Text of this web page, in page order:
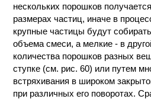
МЕТОДЫ
ПРАКТИЧЕСКОЙ
ХИМИЯ НА
ПРОИЗВОДСТВЕ
И ХИМИЧЕСКАЯ
нескольких порошков
размерах частиц, иначе в
крупные частицы будут
объема смеси, а мелкие - в
количества порошков разных
ступке (см. рис. 60) или путем
встряхивания в широком
при различных его поворотах.